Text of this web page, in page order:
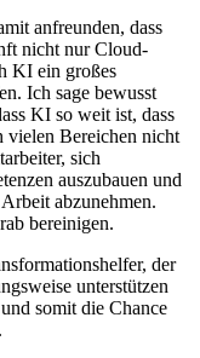
anfreunden, dass
nicht nur Cloud-
KI ein großes
Ich sage bewusst
KI so weit ist, dass
vielen Bereichen nicht
sich
auszubauen und
abzunehmen.
bereinigen.
der
unterstützen
somit die Chance